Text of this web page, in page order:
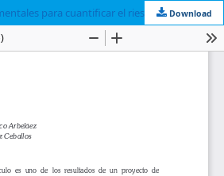
Alternativas fundamentales para cuantificar el riesgo operacional
Download